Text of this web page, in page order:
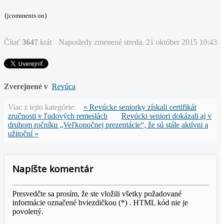
{jcomments on}
Čítať 3647 krát Naposledy zmenené streda, 21 október 2015 10:43
Zverejnené v Revúca
Viac z tejto kategórie:
« Revúcke seniorky získali certifikát
zručnosti v ľudových remeslách
Revúcki seniori dokázali aj v
druhom ročníku „Veľkonočnej prezentácie“, že sú stále aktívni a
užitoční »
Napíšte komentár
Presvedčte sa prosím, že ste vložili všetky požadované
informácie označené hviezdičkou (*) . HTML kód nie je
povolený.